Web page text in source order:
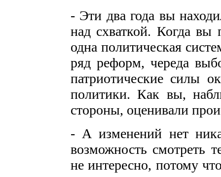
- Эти два года вы
над схваткой. Когда вы
одна политическая
ряд реформ, череда
патриотические силы
политики. Как вы,
стороны, оценивали
- А изменений нет
возможность смотреть
не интересно, потому